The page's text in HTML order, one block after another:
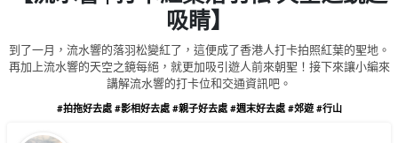
品
處
#
禮
吸睛】
到了一月，流水響的落羽松變紅了，這便成了香港人打卡拍照紅葉的聖地。
再加上流水響的天空之鏡每絕，就更加吸引遊人前來朝聖！接下來讓小編來
講解流水響的打卡位和交通資訊吧。
#拍拖好去處 #影相好去處 #親子好去處 #週末好去處 #郊遊#行山